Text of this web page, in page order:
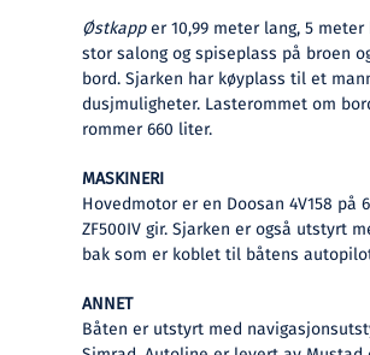
Østkapper 10,99 meter lang, 5
stor salong og spiseplass på broen
bord. Sjarken har køyplass til et
dusjmuligheter. Lasterommet om
rommer 660 liter.
MASKINERI
Hovedmotor er en Doosan 4V158
ZF500IV gir. Sjarken er også utstyrt
bak som er koblet til båtens
ANNET
Båten er utstyrt med